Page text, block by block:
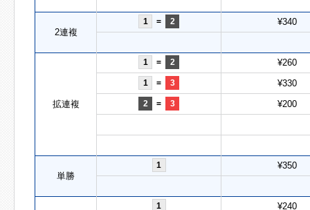
2連複
1 = 2 ¥340
拡連複
1 = 2 ¥260
1 = 3 ¥330
2 = 3 ¥200
単勝
1 ¥350
1 ¥240